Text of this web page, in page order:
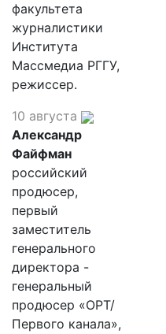
факультета
журналистики
Института
Массмедиа РГГУ,
режиссер.
10 августа
Александр
Файфман
российский
продюсер,
первый
заместитель
генерального
директора -
генеральный
продюсер «ОРТ/
Первого канала»,